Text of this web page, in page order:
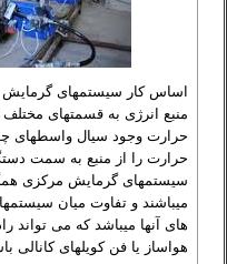
اساس کار سيستمهای
منبع انرژی به قسمتهای مختلف
حرارت وجود سيال واسطهای
حرارت را از منبع به سمت
سيستمهای گرمايش مرکزی
میباشند و تفاوت ميان سيستم
های آنها میباشد که می تواند
هواساز يا فن کويلهای کانالی